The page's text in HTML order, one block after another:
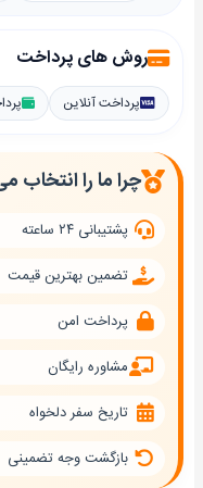
روش های پرداخت
پرداخت آنلاین
چرا ما را انتخاب
پشتیبانی ۲۴ ساعته
تضمین بهترین قیمت
پرداخت امن
مشاوره رایگان
تاریخ سفر دلخواه
بازگشت وجه تضمینی